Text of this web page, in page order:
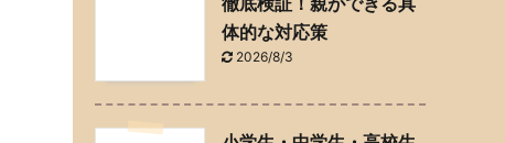
体的な対応策
2026/8/3